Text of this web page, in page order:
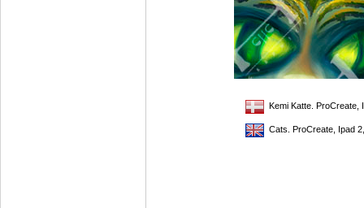
Kemi Katte. ProCreate,
Cats. ProCreate, Ipad